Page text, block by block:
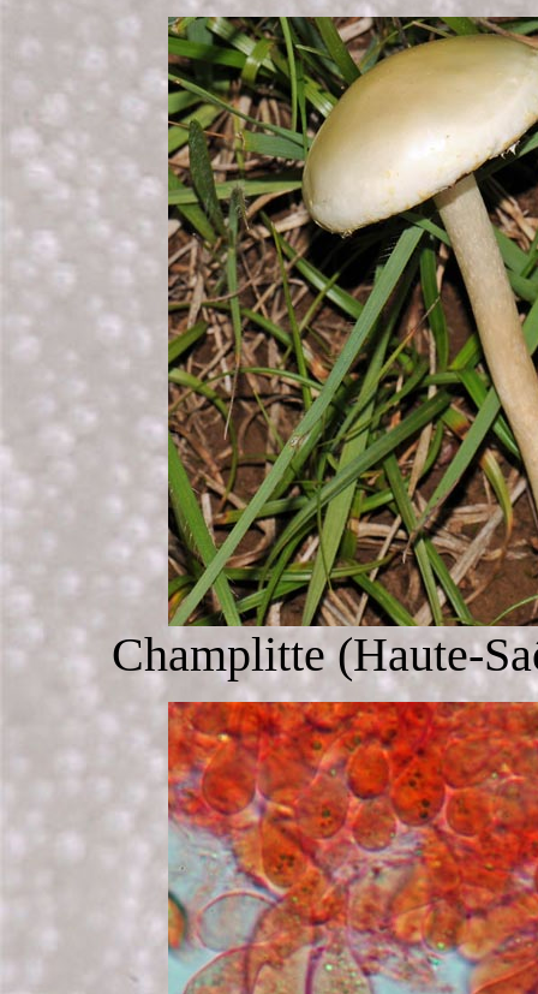
Champlitte (Haute-